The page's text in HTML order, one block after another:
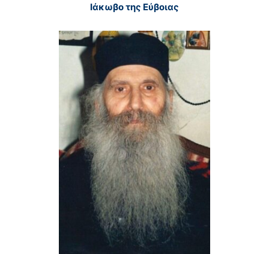
Ιάκωβο της Εύβοιας